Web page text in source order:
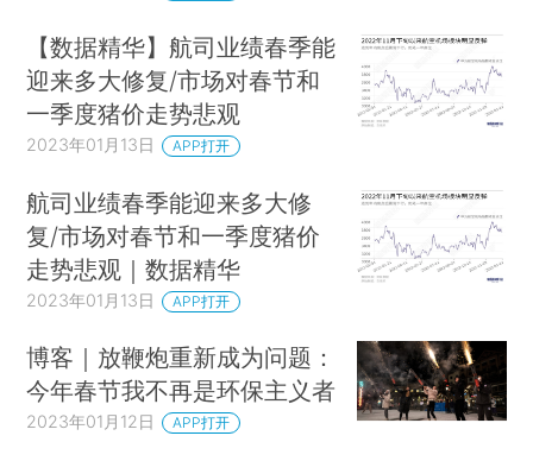
【数据精华】航司业绩春季能
迎来多大修复/市场对春节和
一季度猪价走势悲观
2023年01月13日 APP打开
航司业绩春季能迎来多大修
复/市场对春节和一季度猪价
走势悲观｜数据精华
2023年01月13日 APP打开
博客｜放鞭炮重新成为问题：
今年春节我不再是环保主义者
2023年01月12日 APP打开